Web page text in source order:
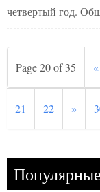
четвертый год.
Page 20 of 35
21 22 »